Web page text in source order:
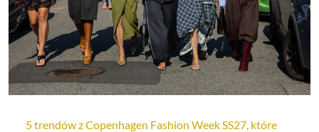
5 trendów z Copenhagen Fashion Week SS27, które